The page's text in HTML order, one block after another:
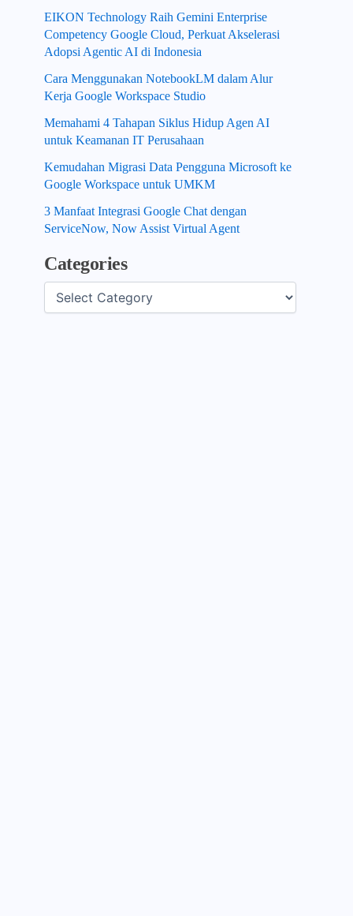
EIKON Technology Raih Gemini Enterprise
Competency Google Cloud, Perkuat Akselerasi
Adopsi Agentic AI di Indonesia
Cara Menggunakan NotebookLM dalam Alur
Kerja Google Workspace Studio
Memahami 4 Tahapan Siklus Hidup Agen AI
untuk Keamanan IT Perusahaan
Kemudahan Migrasi Data Pengguna Microsoft ke
Google Workspace untuk UMKM
3 Manfaat Integrasi Google Chat dengan
ServiceNow, Now Assist Virtual Agent
Categories